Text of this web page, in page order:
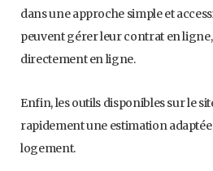
dans une approche simple et
peuvent gérer leur contrat en
directement en ligne.
Enfin, les outils disponibles sur le
rapidement une estimation adaptée
logement.